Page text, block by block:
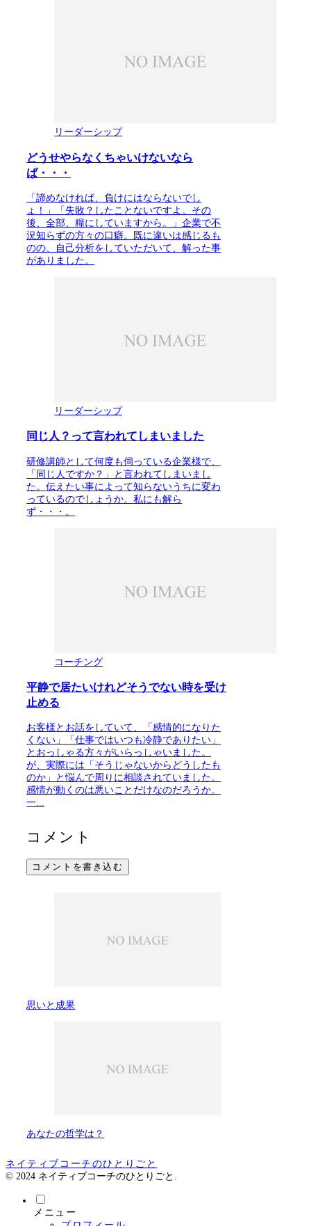
リーダーシップ
どうせやらなくちゃいけないなら
ば・・・
「諦めなければ、負けにはならないでし
ょ！」「失敗？したことないですよ。その
後、全部、糧にしていますから。」企業で不
況知らずの方々の口癖。既に違いは感じるも
のの、自己分析をしていただいて、解った事
がありました。
リーダーシップ
同じ人？って言われてしまいました
研修講師として何度も伺っている企業様で、
「同じ人ですか？」と言われてしまいまし
た。伝えたい事によって知らないうちに変わ
っているのでしょうか。私にも解ら
ず・・・。
コーチング
平静で居たいけれどそうでない時を受け
止める
お客様とお話をしていて、「感情的になりた
くない」「仕事ではいつも冷静でありたい」
とおっしゃる方々がいらっしゃいました。
が、実際には「そうじゃないからどうしたも
のか」と悩んで周りに相談されていました。
感情が動くのは悪いことだけなのだろうか。
一...
コメント
コメントを書き込む
思いと成果
あなたの哲学は？
ネイティブコーチのひとりごと
© 2024 ネイティブコーチのひとりごと.
メニュー